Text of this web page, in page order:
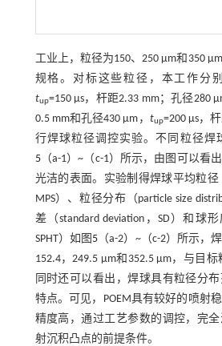
工业上，粒径为150、250 μm和350
规格。对标这些粒径，本工作分别
tup=150 μs，杆距2.33 mm；孔径280
0.5 mm和孔径430 μm， tup=200 μs，
行焊球粒径调控实验。不同粒径焊
5（a-1）~（c-1）所示，由图可以看
光洁的表面。实验制得焊球平均粒径
MPS）、粒径分布（particle size
差（standard deviation，SD）和球形
SPHT）如图 5 （a-2）~（c-2）所示，
152.4，249.5 μm和352.5 μm，与目标
同时还可以看出，焊球具有粒径分
特点。可见，POEM具有较好的喷射
精度高，通过工艺参数的调控，完
射沉积凸点的前提条件。